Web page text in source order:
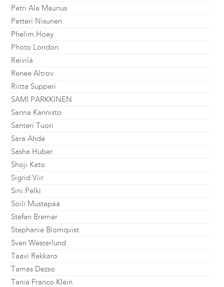
Petri Ala Maunus
Petteri Nisunen
Phelim Hoey
Photo London
Reivilä
Renee Altrov
Riitta Supperi
SAMI PARKKINEN
Sanna Kannisto
Santeri Tuori
Sara Ahde
Sasha Huber
Shoji Kato
Sigrid Viir
Sini Pelki
Soili Mustapää
Stefan Bremer
Stephanie Blomqvist
Sven Westerlund
Taavi Rekkaro
Tamas Dezso
Tania Franco Klein